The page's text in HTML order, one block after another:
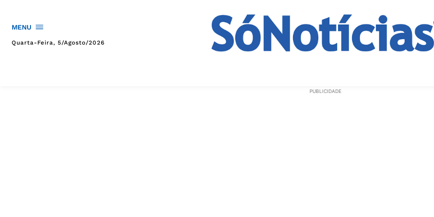
MENU
Quarta-Feira, 5/agosto/2026
PUBLICIDADE